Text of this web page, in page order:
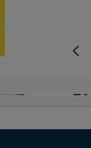
+3